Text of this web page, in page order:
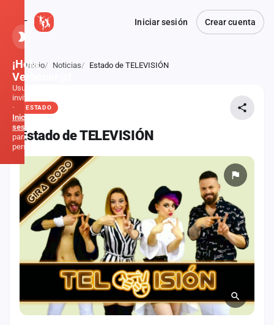
Iniciar sesión Crear cuenta
Atrás
Inicio Noticias Estado de TELEVISIÓN
ESTADO
Estado de TELEVISIÓN
¡Hola,
Verbener@!
Usuario
invitado
·
Inicia
sesión
para
personalizar
Inicio
Noticias
Formaciones
Fiestas
de
fiestas